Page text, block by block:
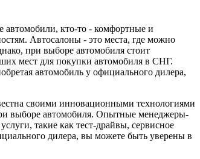
автомобили, кто-то - комфортные и
Автосалоны - это места, где можно
при выборе автомобиля стоит
мест для покупки автомобиля в СНГ.
автомобиль у официального дилера,
своими инновационными технологиями
выборе автомобиля. Опытные менеджеры-
такие как тест-драйвы, сервисное
дилера, вы можете быть уверены в